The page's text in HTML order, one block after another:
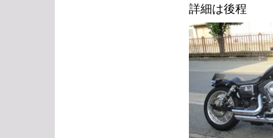
詳細は後程